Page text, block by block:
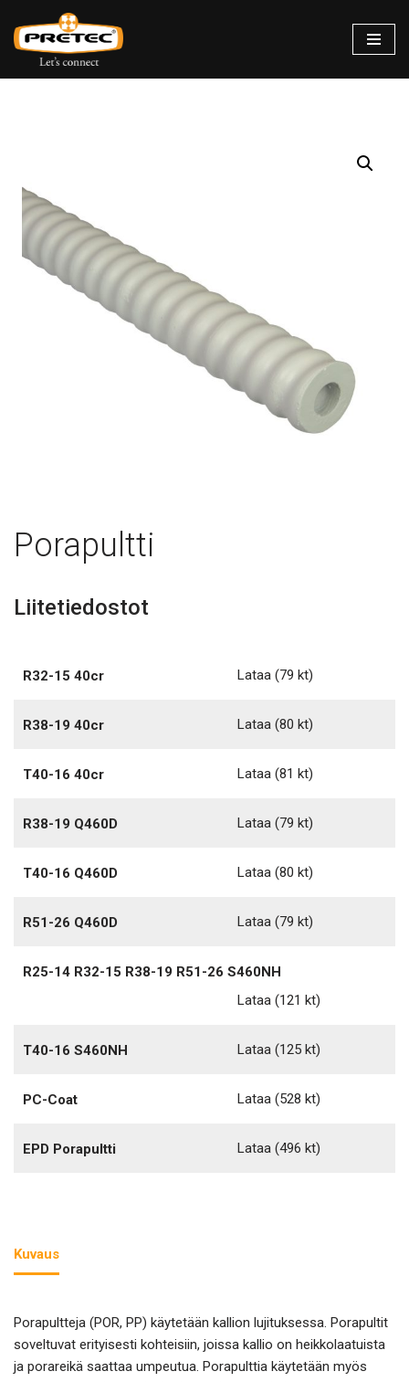
Siirry
suoraan
Porapultti
Liitetiedostot
R32-15 40cr Lataa (79 kt)
R38-19 40cr Lataa (80 kt)
T40-16 40cr Lataa (81 kt)
R38-19 Q460D Lataa (79 kt)
T40-16 Q460D Lataa (80 kt)
R51-26 Q460D Lataa (79 kt)
R25-14 R32-15 R38-19 R51-26 S460NH
Lataa (121 kt)
T40-16 S460NH Lataa (125 kt)
PC-Coat Lataa (528 kt)
EPD Porapultti Lataa (496 kt)
Kuvaus
Porapultteja (POR, PP) käytetään kallion lujituksessa. Porapultit
soveltuvat erityisesti kohteisiin, joissa kallio on heikkolaatuista
ja porareikä saattaa umpeutua. Porapulttia käytetään myös